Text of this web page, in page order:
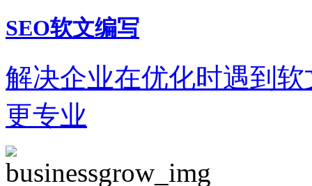
SEO软文编写
解决企业在优化时遇到
更专业